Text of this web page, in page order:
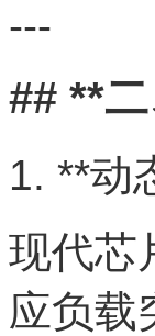
---
## **
1. **动
现代芯
应负载